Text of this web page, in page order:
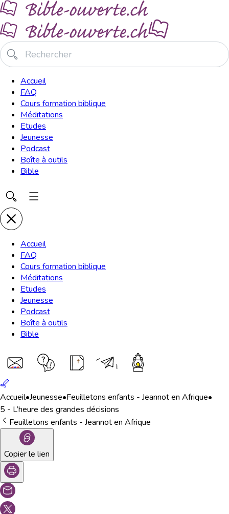
Accueil
FAQ
Cours formation biblique
Méditations
Etudes
Jeunesse
Podcast
Boîte à outils
Bible
Accueil
FAQ
Cours formation biblique
Méditations
Etudes
Jeunesse
Podcast
Boîte à outils
Bible
Accueil•Jeunesse•Feuilletons enfants - Jeannot en Afrique•
5 - L’heure des grandes décisions
Feuilletons enfants - Jeannot en Afrique
Copier le lien